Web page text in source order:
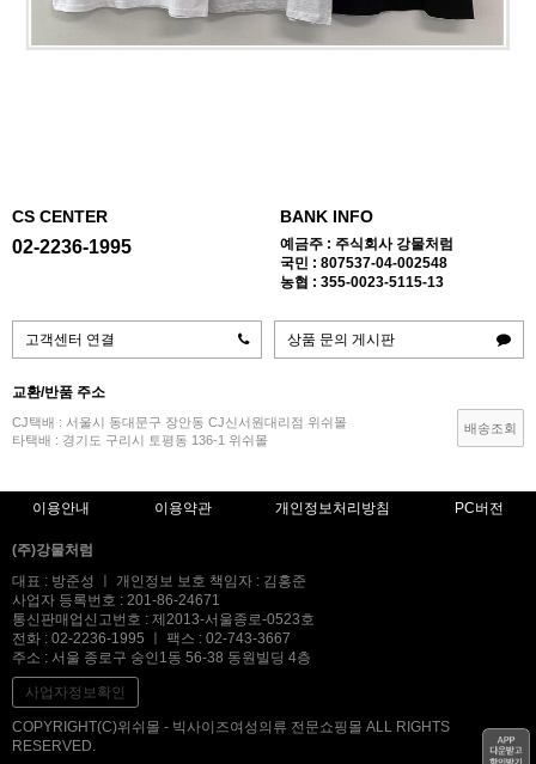
CS CENTER
02-2236-1995
BANK INFO
예금주 : 주식회사 강물처럼
국민 : 807537-04-002548
농협 : 355-0023-5115-13
고객센터 연결 상품 문의 게시판
교환/반품 주소
CJ택배 : 서울시 동대문구 장안동 CJ신서원대리점 위쉬몰
타택배 : 경기도 구리시 토평동 136-1 위쉬몰
배송조회
이용안내 이용약관 개인정보처리방침 PC버전
(주)강물처럼
대표 : 방준성 ㅣ 개인정보 보호 책임자 : 김홍준
사업자 등록번호 : 201-86-24671
통신판매업신고번호 : 제2013-서울종로-0523호
전화 : 02-2236-1995 ㅣ 팩스 : 02-743-3667
주소 : 서울 종로구 숭인1동 56-38 동원빌딩 4층
사업자정보확인
COPYRIGHT(C)위쉬몰 - 빅사이즈여성의류 전문쇼핑몰 ALL RIGHTS
RESERVED.